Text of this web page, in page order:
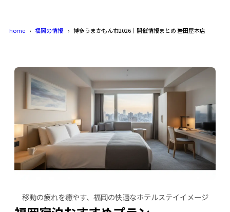
home 福岡の情報 博多うまかもん市2026｜開催情報まとめ 岩田屋本店
移動の疲れを癒やす、福岡の快適なホテルステイイメージ